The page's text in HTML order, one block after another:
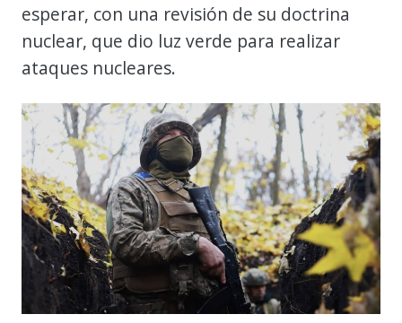
esperar, con una revisión de su doctrina
nuclear, que dio luz verde para realizar
ataques nucleares.